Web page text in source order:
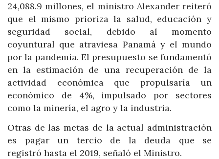
24,088.9 millones, el ministro Alexander reiteró
que el mismo prioriza la salud, educación y
seguridad social, debido al momento
coyuntural que atraviesa Panamá y el mundo
por la pandemia. El presupuesto se fundamentó
en la estimación de una recuperación de la
actividad económica que propulsaría un
económico de 4%, impulsado por sectores
como la minería, el agro y la industria.
Otras de las metas de la actual administración
es pagar un tercio de la deuda que se
registró hasta el 2019, señaló el Ministro.